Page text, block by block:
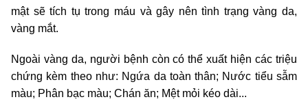
mật sẽ tích tụ trong máu và gây nên tình trạng vàng da,
vàng mắt.
Ngoài vàng da, người bệnh còn có thể xuất hiện các triệu
chứng kèm theo như: Ngứa da toàn thân; Nước tiểu sẫm
màu; Phân bạc màu; Chán ăn; Mệt mỏi kéo dài...